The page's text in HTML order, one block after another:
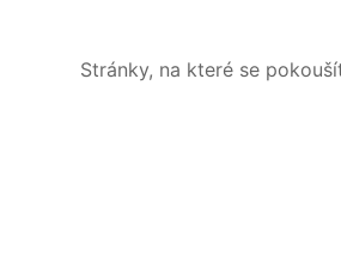
Stránky, na které se